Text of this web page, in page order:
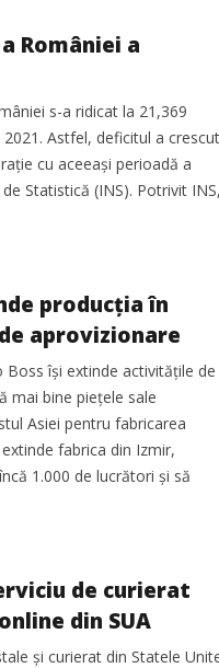
României a
s-a ridicat la 21,369
Astfel, deficitul a crescut
cu aceeași perioadă a
Statistică (INS). Potrivit
producția în
aprovizionare
își extinde activitățile de
mai bine piețele sale
Asiei pentru fabricarea
fabrica din Izmir,
1.000 de lucrători și să
de curierat
din SUA
și curierat din Statele